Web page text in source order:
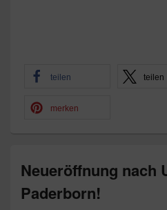
teilen teilen
merken
Neueröffnung nach
Paderborn!